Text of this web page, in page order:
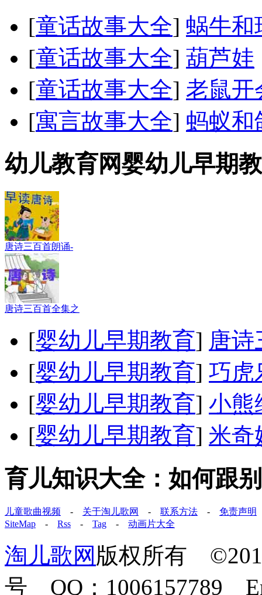
[童话故事大全] 蜗牛和
[童话故事大全] 葫芦娃
[童话故事大全] 老鼠开
[寓言故事大全] 蚂蚁和
幼儿教育网婴幼儿早期
唐诗三百首朗诵-
唐诗三百首全集之
[婴幼儿早期教育] 唐诗
[婴幼儿早期教育] 巧虎
[婴幼儿早期教育] 小熊
[婴幼儿早期教育] 米奇
育儿知识大全：如何跟
儿童歌曲视频 - 关于淘儿歌网 - 联系方法 - 免责声明
SiteMap - Rss - Tag - 动画片大全
淘儿歌网 版权所有
号 QQ：1006157789